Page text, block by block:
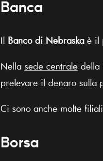
Banca
Banco di Nebraskaè il
Nella sede centrale della
prelevare il denaro sulla
Ci sono anche molte
Borsa